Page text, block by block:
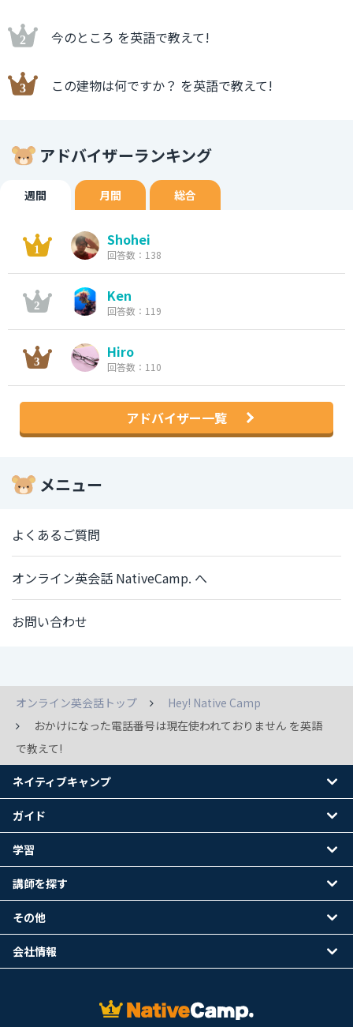
今のところ を英語で教えて!
この建物は何ですか？ を英語で教えて!
アドバイザーランキング
週間 月間 総合
Shohei
回答数：138
Ken
回答数：119
Hiro
回答数：110
アドバイザー一覧
メニュー
よくあるご質問
オンライン英会話 NativeCamp. へ
お問い合わせ
オンライン英会話トップ
Hey! Native Camp
おかけになった電話番号は現在使われておりません を英語
で教えて!
ネイティブキャンプ
ガイド
学習
講師を探す
その他
会社情報